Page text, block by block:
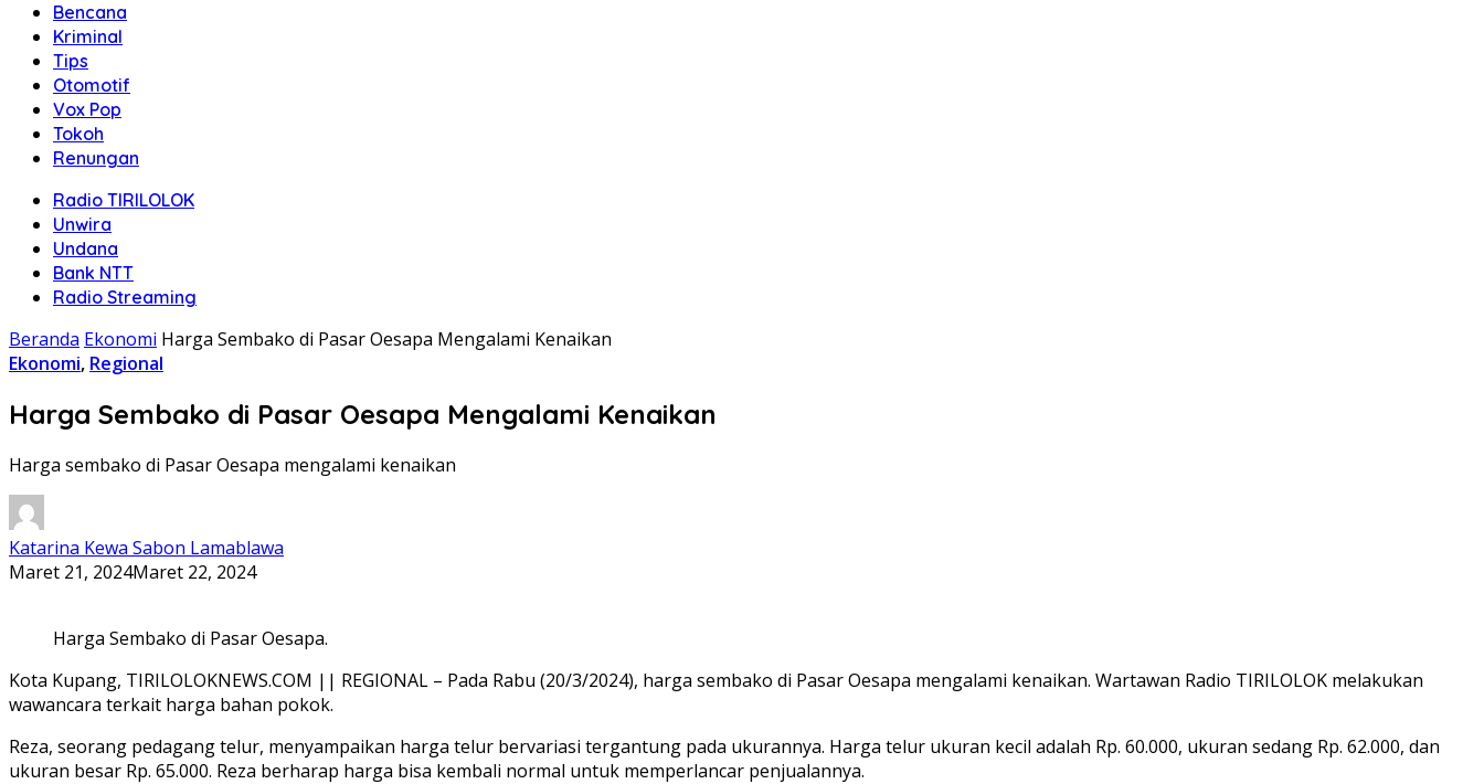
Bencana
Kriminal
Tips
Otomotif
Vox Pop
Tokoh
Renungan
Radio TIRILOLOK
Unwira
Undana
Bank NTT
Radio Streaming
Beranda Ekonomi Harga Sembako di Pasar Oesapa Mengalami Kenaikan
Ekonomi, Regional
Harga Sembako di Pasar Oesapa Mengalami Kenaikan
Harga sembako di Pasar Oesapa mengalami kenaikan
Katarina Kewa Sabon Lamablawa
Maret 21, 2024Maret 22, 2024
Harga Sembako di Pasar Oesapa.
Kota Kupang, TIRILOLOKNEWS.COM || REGIONAL – Pada Rabu (20/3/2024), harga sembako di Pasar Oesapa mengalami kenaikan. Wartawan Radio TIRILOLOK melakukan
wawancara terkait harga bahan pokok.
Reza, seorang pedagang telur, menyampaikan harga telur bervariasi tergantung pada ukurannya. Harga telur ukuran kecil adalah Rp. 60.000, ukuran sedang Rp. 62.000, dan
ukuran besar Rp. 65.000. Reza berharap harga bisa kembali normal untuk memperlancar penjualannya.